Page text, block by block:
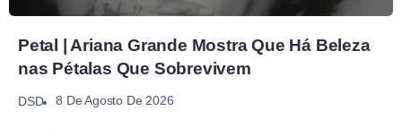
Petal | Ariana Grande Mostra Que Há Beleza
nas Pétalas Que Sobrevivem
DSD 8 De Agosto De 2026